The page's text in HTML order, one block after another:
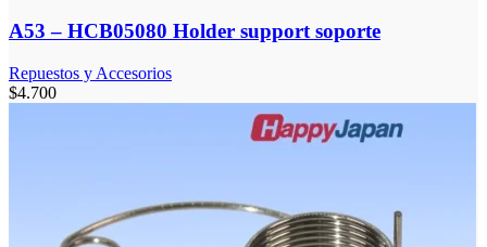
A53 – HCB05080 Holder support soporte
Repuestos y Accesorios
$4.700